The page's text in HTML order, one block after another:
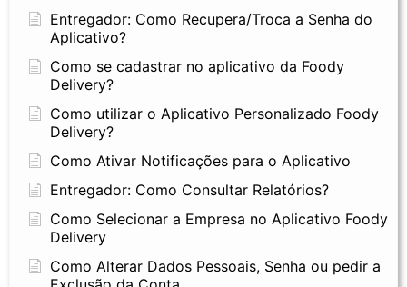
Entregador: Como Recupera/Troca a Senha do
Aplicativo?
Como se cadastrar no aplicativo da Foody
Delivery?
Como utilizar o Aplicativo Personalizado Foody
Delivery?
Como Ativar Notificações para o Aplicativo
Entregador: Como Consultar Relatórios?
Como Selecionar a Empresa no Aplicativo Foody
Delivery
Como Alterar Dados Pessoais, Senha ou pedir a